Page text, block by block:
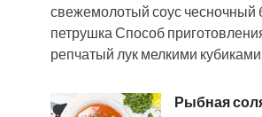
свежемолотый соус чесночный
петрушка Способ
репчатый лук мелкими
Рыбная